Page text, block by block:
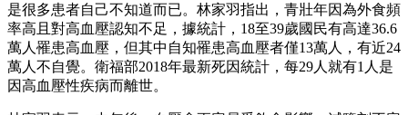
是很多患者自己不知道而已。林家羽指出，青壯年因為外食頻
率高且對高血壓認知不足，據統計，18至39歲國民有高達36.6
萬人罹患高血壓，但其中自知罹患高血壓者僅13萬人，有近24
萬人不自覺。衛福部2018年最新死因統計，每29人就有1人是
因高血壓性疾病而離世。